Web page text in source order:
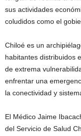
sus actividades
coludidos como el
Chiloé es un
habitantes distribuidos
de extrema
enfrentar una
la conectividad y
El Médico Jaime
del Servicio de Salud